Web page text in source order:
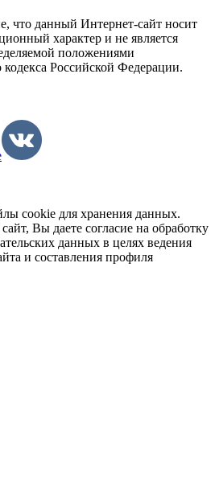
что данный Интернет-сайт носит
характер и не является
положениями
Российской Федерации.
cookie для хранения данных.
Вы даете согласие на обработку
данных в целях ведения
и составления профиля